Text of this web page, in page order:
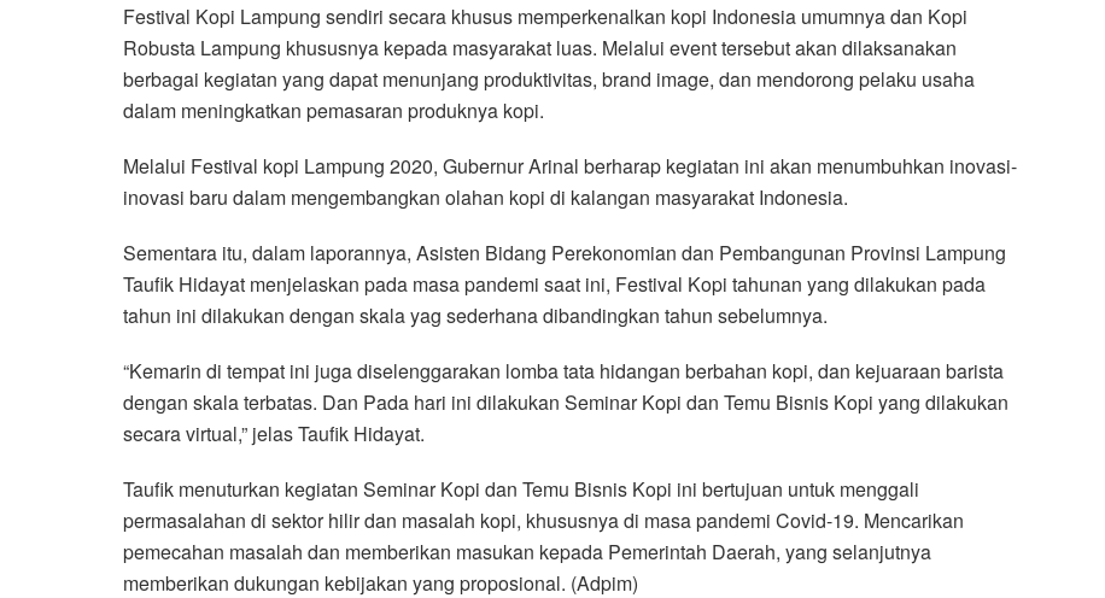
Festival Kopi Lampung sendiri secara khusus memperkenalkan kopi Indonesia umumnya dan Kopi
Robusta Lampung khususnya kepada masyarakat luas. Melalui event tersebut akan dilaksanakan
berbagai kegiatan yang dapat menunjang produktivitas, brand image, dan mendorong pelaku usaha
dalam meningkatkan pemasaran produknya kopi.
Melalui Festival kopi Lampung 2020, Gubernur Arinal berharap kegiatan ini akan menumbuhkan inovasi-
inovasi baru dalam mengembangkan olahan kopi di kalangan masyarakat Indonesia.
Sementara itu, dalam laporannya, Asisten Bidang Perekonomian dan Pembangunan Provinsi Lampung
Taufik Hidayat menjelaskan pada masa pandemi saat ini, Festival Kopi tahunan yang dilakukan pada
tahun ini dilakukan dengan skala yag sederhana dibandingkan tahun sebelumnya.
“Kemarin di tempat ini juga diselenggarakan lomba tata hidangan berbahan kopi, dan kejuaraan barista
dengan skala terbatas. Dan Pada hari ini dilakukan Seminar Kopi dan Temu Bisnis Kopi yang dilakukan
secara virtual,” jelas Taufik Hidayat.
Taufik menuturkan kegiatan Seminar Kopi dan Temu Bisnis Kopi ini bertujuan untuk menggali
permasalahan di sektor hilir dan masalah kopi, khususnya di masa pandemi Covid-19. Mencarikan
pemecahan masalah dan memberikan masukan kepada Pemerintah Daerah, yang selanjutnya
memberikan dukungan kebijakan yang proposional. (Adpim)